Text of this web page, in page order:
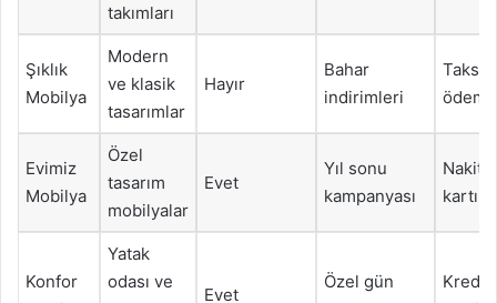
takımları
Şıklık
Mobilya
Modern
ve klasik
tasarımlar
Hayır
Bahar
indirimleri
Taksitli
ödeme
Evimiz
Mobilya
Özel
tasarım
mobilyalar
Evet
Yıl sonu
kampanyası
Nakit,
kartı
Konfor
Yatak
odası ve
Evet
Özel gün
Kredi